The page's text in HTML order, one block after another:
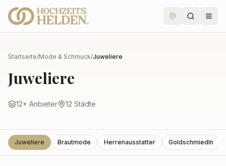
Startseite/Mode & Schmuck/Juweliere
Juweliere
12+ Anbieter 12 Städte
Juweliere Brautmode Herrenausstatter GoldschmiedIn